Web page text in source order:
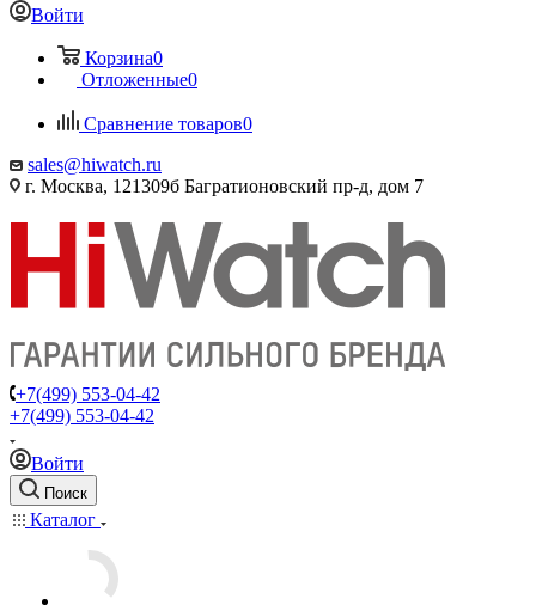
Войти
Корзина0
Отложенные0
Сравнение товаров0
sales@hiwatch.ru
г. Москва, 121309б Багратионовский пр-д, дом 7
+7(499) 553-04-42
+7(499) 553-04-42
Войти
Поиск
Каталог